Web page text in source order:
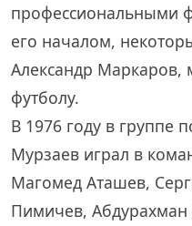
профессиональными
его началом,
Александр Маркаров,
футболу.
В 1976 году в группе
Мурзаев играл в
Магомед Аташев,
Пимичев, Абдурахман